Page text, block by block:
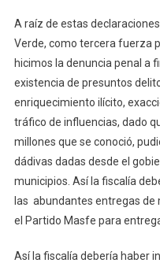
A raíz de estas
Verde, como tercera fuerza
hicimos la denuncia penal a
existencia de presuntos
enriquecimiento ilícito,
tráfico de influencias, dado
millones que se conoció,
dádivas dadas desde el
municipios. Así la fiscalía
las abundantes entregas
el Partido Masfe para
Así la fiscalía debería haber